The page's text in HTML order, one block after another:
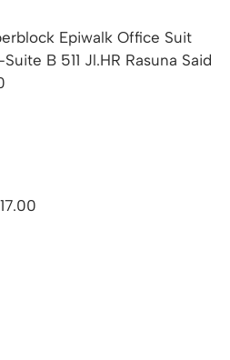
Epiwalk Office Suit
B 511 Jl.HR Rasuna Said